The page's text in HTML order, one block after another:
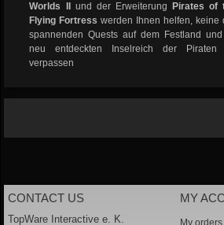
Worlds II
und der Erweiterung
Pirates of
Flying Fortress werden Ihnen helfen, keine
spannenden Quests auf dem Festland
neu entdeckten Inselreich der Piraten
verpassen
CONTACT US
TopWare Interactive e. K.
MY
My orders